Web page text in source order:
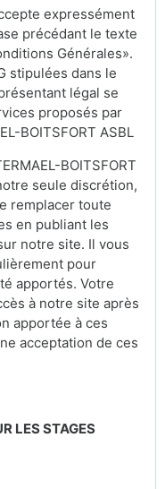
expressément
précédant le texte
Générales».
stipulées dans le
légal se
proposés par
BOITSFORT ASBL
BOITSFORT
seule discrétion,
remplacer toute
en publiant les
notre site. Il vous
pour
apportés. Votre
à notre site après
apportée à ces
acceptation de ces
LES STAGES